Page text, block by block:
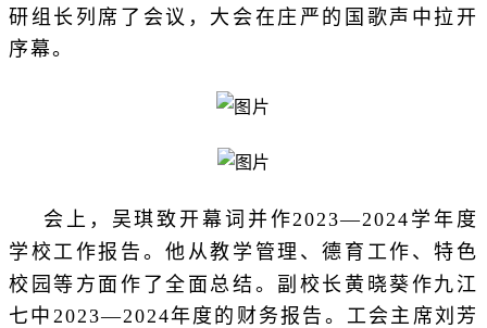
研组长列席了会议，大会在庄严的国歌声中拉开
序幕。
会上，吴琪致开幕词并作2023—2024学年度
学校工作报告。他 从教学管理、德育工作、特色
校园等方面作了全面总结。
副校长 黄晓葵作九江
七中2023—2024年度的财务报告。工会主席刘芳